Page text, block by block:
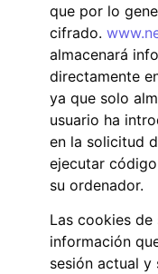
que por lo
cifrado.
almacenará
directamente
ya que solo
usuario ha
en la solicitud
ejecutar
su ordenador.
Las cookies de
información
sesión actual y